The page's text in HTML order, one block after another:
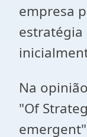
empresa
estratégia
Na
"Of